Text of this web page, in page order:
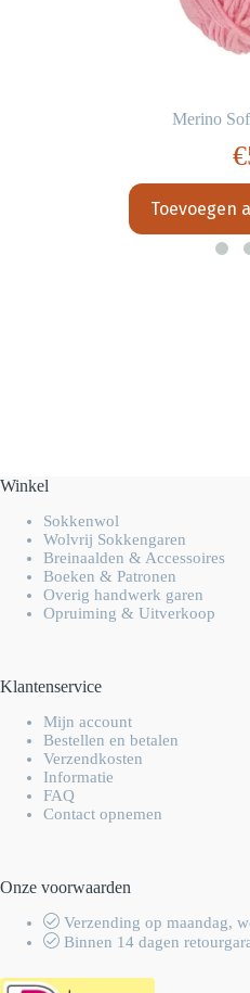
Merino
€
Toevoegen
Winkel
Sokkenwol
Wolvrij Sokkengaren
Breinaalden & Accessoires
Boeken & Patronen
Overig handwerk garen
Opruiming & Uitverkoop
Klantenservice
Mijn account
Bestellen en betalen
Verzendkosten
Informatie
FAQ
Contact opnemen
Onze voorwaarden
Verzending op maandag,
Binnen 14 dagen